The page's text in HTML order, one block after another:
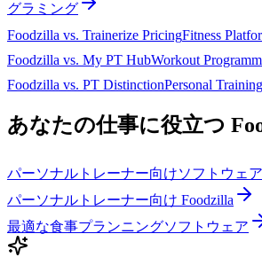
グラミング
Foodzilla vs. Trainerize PricingFitness
Foodzilla vs. My PT HubWorkout
Foodzilla vs. PT DistinctionPersonal
あなたの仕事に役立つ
パーソナルトレーナー向けソフトウェア
パーソナルトレーナー向け Foodzilla
最適な食事プランニングソフトウェア